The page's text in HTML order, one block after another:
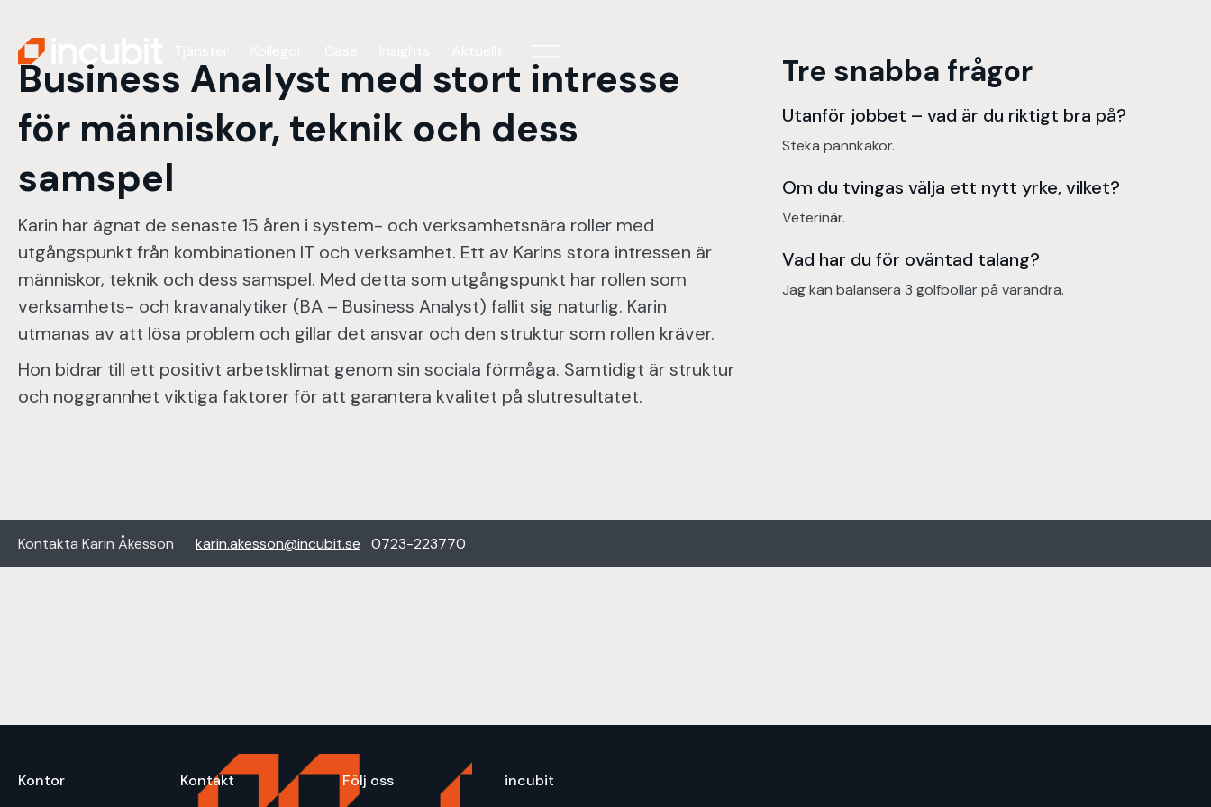
Business Analyst med stort intresse
för människor, teknik och dess
samspel
Karin har ägnat de senaste 15 åren i system- och verksamhetsnära roller med
utgångspunkt från kombinationen IT och verksamhet. Ett av Karins stora intressen är
människor, teknik och dess samspel. Med detta som utgångspunkt har rollen som
verksamhets- och kravanalytiker (BA – Business Analyst) fallit sig naturlig. Karin
utmanas av att lösa problem och gillar det ansvar och den struktur som rollen kräver.
Hon bidrar till ett positivt arbetsklimat genom sin sociala förmåga. Samtidigt är struktur
och noggrannhet viktiga faktorer för att garantera kvalitet på slutresultatet.
Tre snabba frågor
Utanför jobbet – vad är du riktigt bra på?
Steka pannkakor.
Om du tvingas välja ett nytt yrke, vilket?
Veterinär.
Vad har du för oväntad talang?
Jag kan balansera 3 golfbollar på varandra.
Kontakta Karin Åkesson karin.akesson@incubit.se 0723-223770
Kontor Kontakt Följ oss incubit